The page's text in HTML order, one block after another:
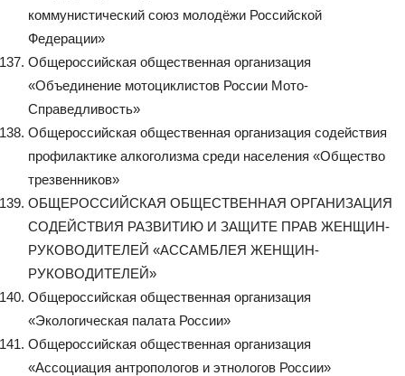
коммунистический союз молодёжи Российской
Федерации»
Общероссийская общественная организация
«Объединение мотоциклистов России Мото-
Справедливость»
Общероссийская общественная организация содействия
профилактике алкоголизма среди населения «Общество
трезвенников»
ОБЩЕРОССИЙСКАЯ ОБЩЕСТВЕННАЯ ОРГАНИЗАЦИЯ
СОДЕЙСТВИЯ РАЗВИТИЮ И ЗАЩИТЕ ПРАВ ЖЕНЩИН-
РУКОВОДИТЕЛЕЙ «АССАМБЛЕЯ ЖЕНЩИН-
РУКОВОДИТЕЛЕЙ»
Общероссийская общественная организация
«Экологическая палата России»
Общероссийская общественная организация
«Ассоциация антропологов и этнологов России»